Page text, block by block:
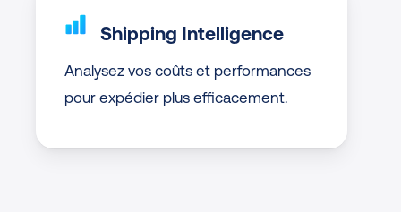
Shipping Intelligence
Analysez vos coûts et performances
pour expédier plus efficacement.